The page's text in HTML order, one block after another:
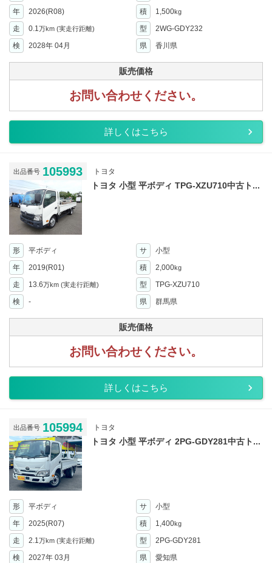
年
2026(R08) 積 1,500kg
走 0.1万km (実走行距離) 型
2WG-GDY232
検
2028年 04月 県 香川県
販売価格
お問い合わせください。
詳しくはこちら
出品番号 105993 トヨタ
トヨタ 小型 平ボディ TPG-XZU710中古ト...
形 平ボディ サ
小型
年
2019(R01) 積 2,000kg
走 13.6万km (実走行距離) 型
TPG-XZU710
検
- 県 群馬県
販売価格
お問い合わせください。
詳しくはこちら
出品番号 105994 トヨタ
トヨタ 小型 平ボディ 2PG-GDY281中古ト...
形 平ボディ サ
小型
年
2025(R07) 積 1,400kg
走 2.1万km (実走行距離) 型
2PG-GDY281
検
2027年 03月 県 愛知県